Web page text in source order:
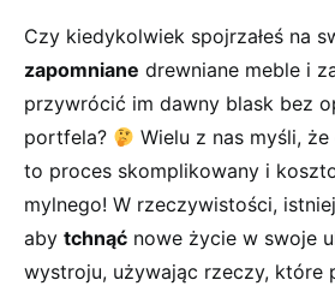
Czy kiedykolwiek spojrzałeś na
zapomniane drewniane meble i
⁢przywrócić im dawny blask bez
portfela?⁤
Wielu z nas myśli, że
to proces skomplikowany i
mylnego! W rzeczywistości,
aby tchnąć nowe życie w swoje
‍wystroju,​ używając rzeczy, które